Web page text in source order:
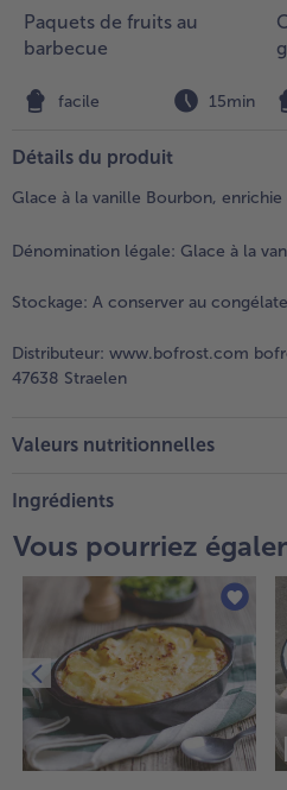
Paquets de fruits au
barbecue
facile 15min
Détails du produit
Glace à la vanille Bourbon,
Dénomination légale: Glace à la
Stockage: A conserver au
Distributeur: www.bofrost.com
47638 Straelen
Valeurs nutritionnelles
Ingrédients
Vous pourriez